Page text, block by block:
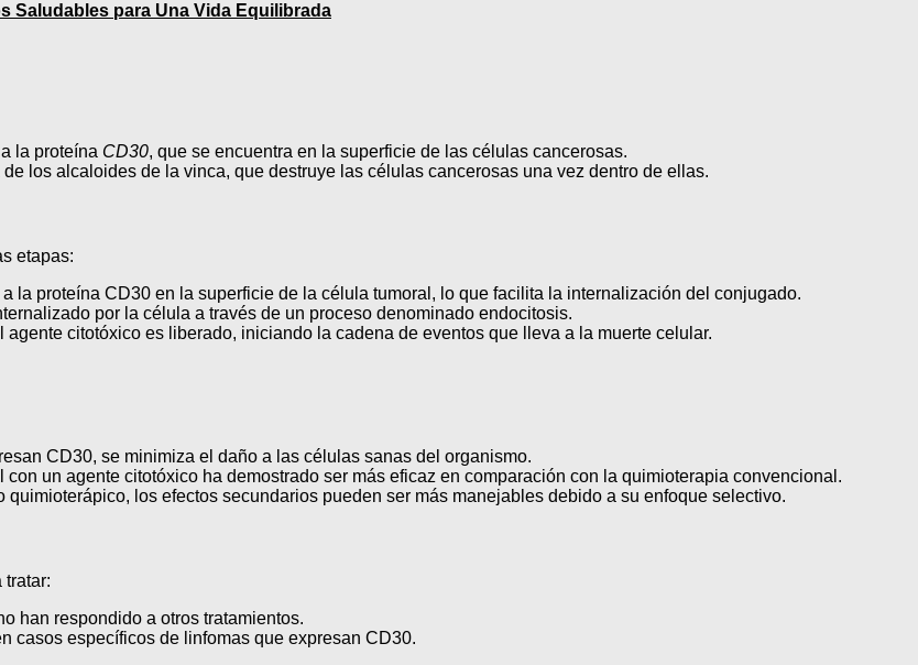
Saludables para Una Vida Equilibrada
la proteína CD30, que se encuentra en la superficie de las células cancerosas.
los alcaloides de la vinca, que destruye las células cancerosas una vez dentro de ellas.
etapas:
la proteína CD30 en la superficie de la célula tumoral, lo que facilita la internalización del conjugado.
por la célula a través de un proceso denominado endocitosis.
agente citotóxico es liberado, iniciando la cadena de eventos que lleva a la muerte celular.
CD30, se minimiza el daño a las células sanas del organismo.
un agente citotóxico ha demostrado ser más eficaz en comparación con la quimioterapia convencional.
quimioterápico, los efectos secundarios pueden ser más manejables debido a su enfoque selectivo.
tratar:
han respondido a otros tratamientos.
casos específicos de linfomas que expresan CD30.